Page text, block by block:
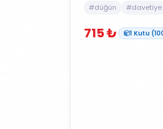
#düğün #davetiye
715 ₺ 1 Kutu